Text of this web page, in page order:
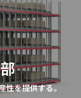
性を提供する。